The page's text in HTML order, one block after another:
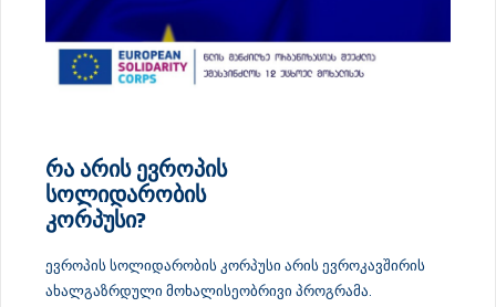
რა არის ევროპის
სოლიდარობის
კორპუსი?
ევროპის სოლიდარობის კორპუსი არის ევროკავშირის
ახალგაზრდული მოხალისეობრივი პროგრამა.